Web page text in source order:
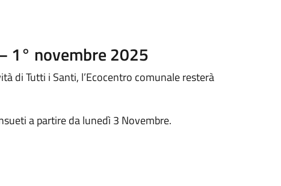
1° novembre 2025
di Tutti i Santi, l’Ecocentro comunale resterà
a partire da lunedì 3 Novembre.